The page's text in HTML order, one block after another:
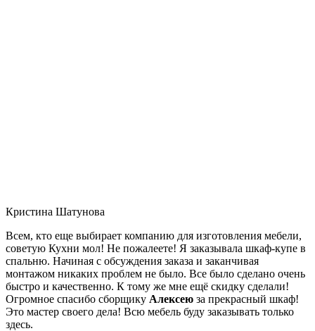
Кристина Шатунова
Всем, кто еще выбирает компанию для изготовления мебели,
советую Кухни мол! Не пожалеете! Я заказывала шкаф-купе в
спальню. Начиная с обсуждения заказа и заканчивая
монтажом никаких проблем не было. Все было сделано очень
быстро и качественно. К тому же мне ещё скидку сделали!
Огромное спасибо сборщику Алексею за прекрасный шкаф!
Это мастер своего дела! Всю мебель буду заказывать только
здесь.